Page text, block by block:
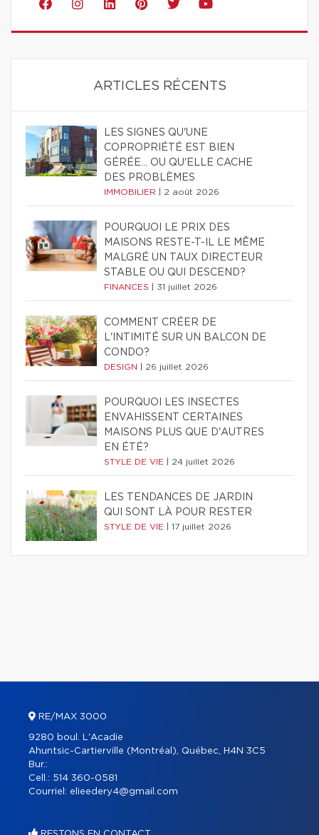
ARTICLES RÉCENTS
LES SIGNES QU'UNE
COPROPRIÉTÉ EST BIEN
GÉRÉE… OU QU'ELLE CACHE
DES PROBLÈMES
IMMOBILIER 2 août 2026
POURQUOI LE PRIX DES
MAISONS RESTE-T-IL LE MÊME
MALGRÉ UN TAUX DIRECTEUR
STABLE OU QUI DESCEND?
FINANCES 31 juillet 2026
COMMENT CRÉER DE
L'INTIMITÉ SUR UN BALCON DE
CONDO?
DESIGN 26 juillet 2026
POURQUOI LES INSECTES
ENVAHISSENT CERTAINES
MAISONS PLUS QUE D'AUTRES
EN ÉTÉ?
STYLE DE VIE 24 juillet 2026
LES TENDANCES DE JARDIN
QUI SONT LÀ POUR RESTER
STYLE DE VIE 17 juillet 2026
RE/MAX 3000
9280 boul. L'Acadie
Ahuntsic-Cartierville (Montréal), Québec, H4N 3C5
Bur.:
Cell.: 514 360-0581
Courriel: elieedery4@gmail.com